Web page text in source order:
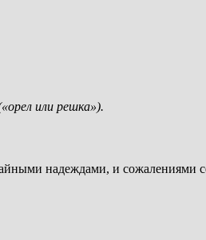
или решка»).
надеждами, и сожалениями